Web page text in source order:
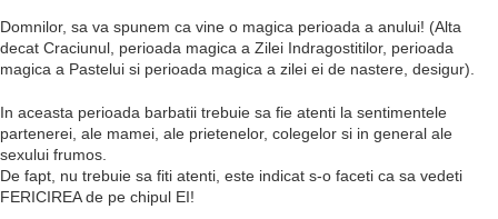
Domnilor, sa va spunem ca vine o magica perioada a anului! (Alta
decat Craciunul, perioada magica a Zilei Indragostitilor, perioada
magica a Pastelui si perioada magica a zilei ei de nastere, desigur).
In aceasta perioada barbatii trebuie sa fie atenti la sentimentele
partenerei, ale mamei, ale prietenelor, colegelor si in general ale
sexului frumos.
De fapt, nu trebuie sa fiti atenti, este indicat s-o faceti ca sa vedeti
FERICIREA de pe chipul EI!